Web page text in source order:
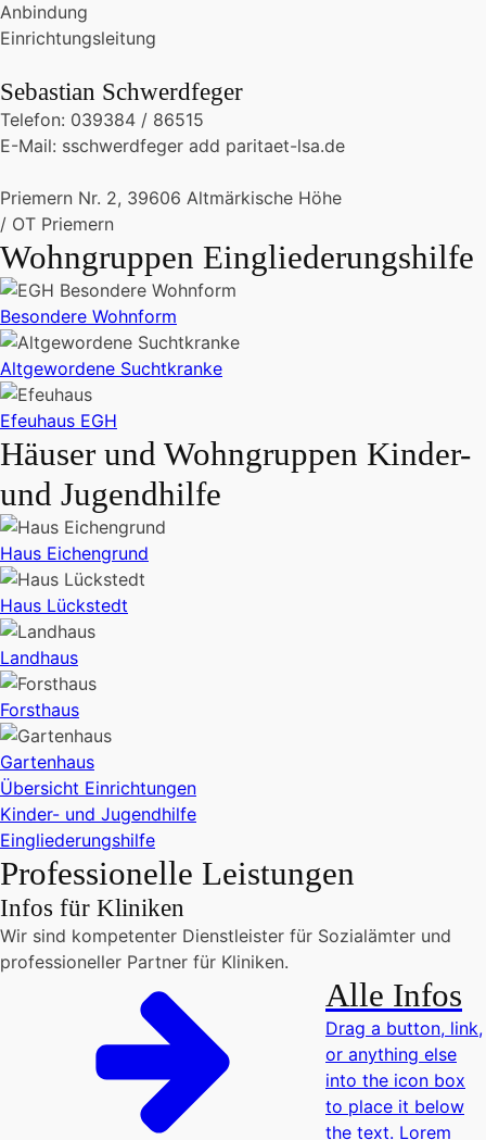
Anbindung
Einrichtungsleitung
Sebastian Schwerdfeger
Telefon: 039384 / 86515
E-Mail: sschwerdfeger add paritaet-lsa.de
Priemern Nr. 2, 39606 Altmärkische Höhe
/ OT Priemern
Wohngruppen Eingliederungshilfe
Besondere Wohnform
Altgewordene Suchtkranke
Efeuhaus EGH
Häuser und Wohngruppen Kinder-
und Jugendhilfe
Haus Eichengrund
Haus Lückstedt
Landhaus
Forsthaus
Gartenhaus
Übersicht Einrichtungen
Kinder- und Jugendhilfe
Eingliederungshilfe
Professionelle Leistungen
Infos für Kliniken
Wir sind kompetenter Dienstleister für Sozialämter und
professioneller Partner für Kliniken.
Alle Infos
Drag a button, link,
or anything else
into the icon box
to place it below
the text. Lorem